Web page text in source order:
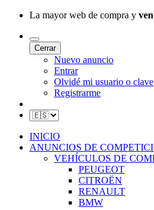
La mayor web de compra y
Cerrar
Nuevo anuncio
Entrar
Olvidé mi usuario o clave
Registrarme
INICIO
ANUNCIOS DE
VEHÍCULOS DE
PEUGEOT
CITROËN
RENAULT
BMW